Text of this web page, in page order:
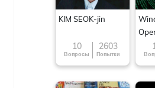
KIM SEOK-jin
10
Вопросы
2603
Попытки